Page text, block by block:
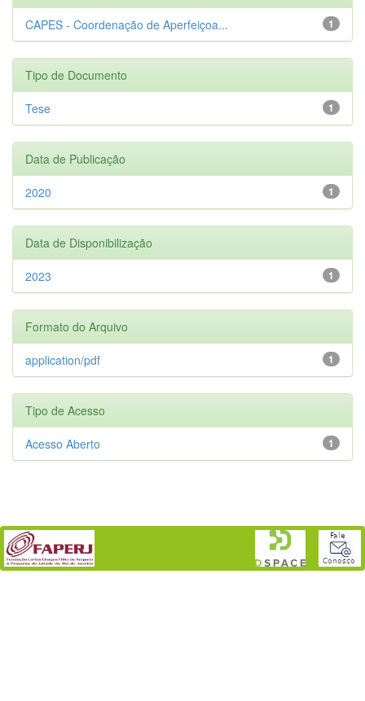
1
CAPES - Coordenação de Aperfeiçoa...
Tipo de Documento
1
Tese
Data de Publicação
1
2020
Data de Disponibilização
1
2023
Formato do Arquivo
1
application/pdf
Tipo de Acesso
1
Acesso Aberto